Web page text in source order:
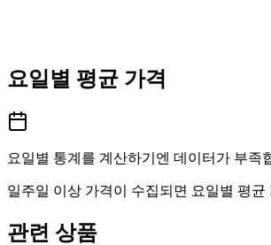
요일별 평균 가격
요일별 통계를 계산하기엔 데이터가 부족
일주일 이상 가격이 수집되면 요일별 평
관련 상품